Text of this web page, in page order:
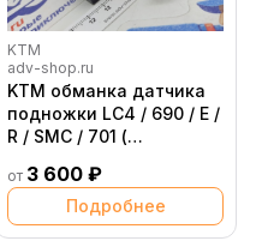
KTM
adv-shop.ru
KTM обманка датчика
подножки LC4 / 690 / E /
R / SMC / 701 (
от 3 600 ₽
Подробнее